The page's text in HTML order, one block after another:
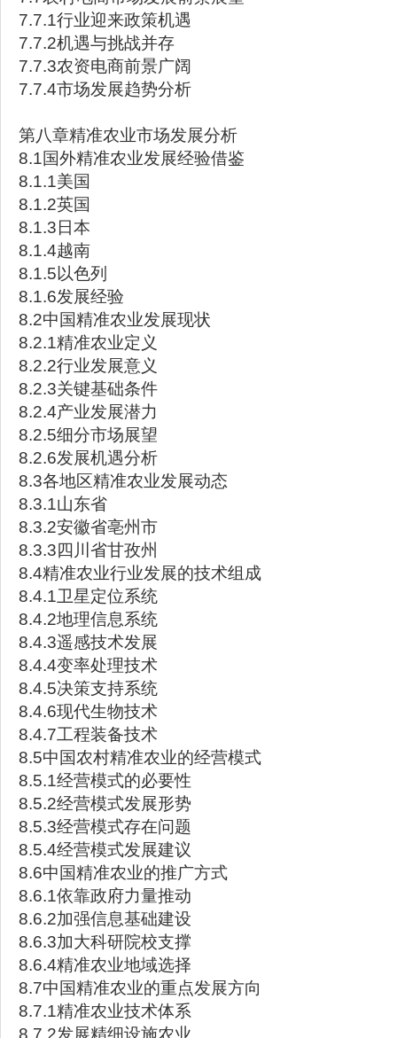
7.7.1行业迎来政策机遇
7.7.2机遇与挑战并存
7.7.3农资电商前景广阔
7.7.4市场发展趋势分析
第八章精准农业市场发展分析
8.1国外精准农业发展经验借鉴
8.1.1美国
8.1.2英国
8.1.3日本
8.1.4越南
8.1.5以色列
8.1.6发展经验
8.2中国精准农业发展现状
8.2.1精准农业定义
8.2.2行业发展意义
8.2.3关键基础条件
8.2.4产业发展潜力
8.2.5细分市场展望
8.2.6发展机遇分析
8.3各地区精准农业发展动态
8.3.1山东省
8.3.2安徽省亳州市
8.3.3四川省甘孜州
8.4精准农业行业发展的技术组成
8.4.1卫星定位系统
8.4.2地理信息系统
8.4.3遥感技术发展
8.4.4变率处理技术
8.4.5决策支持系统
8.4.6现代生物技术
8.4.7工程装备技术
8.5中国农村精准农业的经营模式
8.5.1经营模式的必要性
8.5.2经营模式发展形势
8.5.3经营模式存在问题
8.5.4经营模式发展建议
8.6中国精准农业的推广方式
8.6.1依靠政府力量推动
8.6.2加强信息基础建设
8.6.3加大科研院校支撑
8.6.4精准农业地域选择
8.7中国精准农业的重点发展方向
8.7.1精准农业技术体系
8.7.2发展精细设施农业